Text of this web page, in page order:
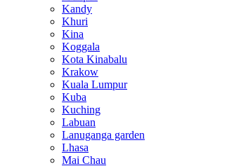
Kandy
Khuri
Kina
Koggala
Kota Kinabalu
Krakow
Kuala Lumpur
Kuba
Kuching
Labuan
Lanuganga garden
Lhasa
Mai Chau